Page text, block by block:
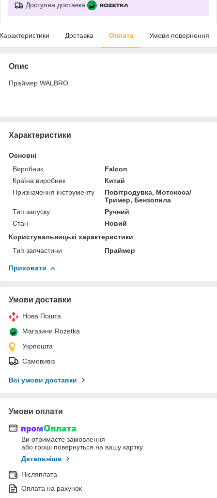
Доступна доставка
Доставка Оплата Умови повернення
Опис
Праймер WALBRO.
Характеристики
Основні
Виробник
Falcon
Країна виробник
Китай
Призначення інструменту
Повітродувка, Мотокоса/
Тример, Бензопила
Тип запуску
Ручний
Стан
Новий
Користувальницькі характеристики
Тип запчастини
Праймер
Приховати
Умови доставки
Нова Пошта
Магазини Rozetka
Укрпошта
Самовивіз
Всі умови доставки
Умови оплати
Ви отримаєте замовлення
або гроші повернуться на вашу картку
Детальніше
Післяплата
Оплата на рахунок